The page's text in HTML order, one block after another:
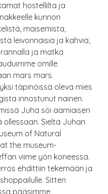
hostellilta ja
kunnon
maisemista,
leivonnaisia ja kahvia,
ja matka
omille
mars mars.
täpinöissä oleva mies
innostunut nainen.
Juha söi aamiaisen
ollessaan. Sieltä Juhan
of Natural
the museum-
viime yön koneessa.
ehdittiin tekemään ja
Sitten
pääsimme